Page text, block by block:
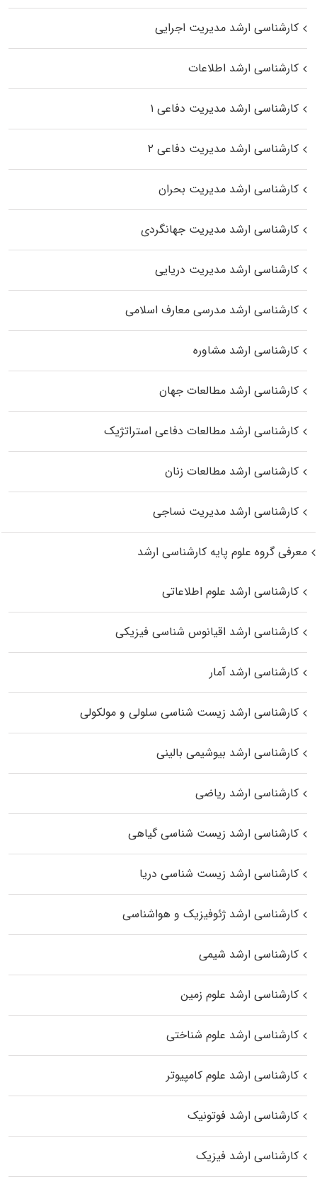
کارشناسی ارشد مدیریت اجرایی
کارشناسی ارشد اطلاعات
کارشناسی ارشد مدیریت دفاعی ۱
کارشناسی ارشد مدیریت دفاعی ۲
کارشناسی ارشد مدیریت بحران
کارشناسی ارشد مدیریت جهانگردی
کارشناسی ارشد مدیریت دریایی
کارشناسی ارشد مدرسی معارف اسلامی
کارشناسی ارشد مشاوره
کارشناسی ارشد مطالعات جهان
کارشناسی ارشد مطالعات دفاعی استراتژیک
کارشناسی ارشد مطالعات زنان
کارشناسی ارشد مدیریت نساجی
معرفی گروه علوم پایه کارشناسی ارشد
کارشناسی ارشد علوم اطلاعاتی
کارشناسی ارشد اقیانوس‌ شناسی فیزیکی
کارشناسی ارشد آمار
کارشناسی ارشد زیست شناسی سلولی و مولکولی
کارشناسی ارشد بیوشیمی بالینی
کارشناسی ارشد ریاضی
کارشناسی ارشد زیست‌ شناسی گیاهی
کارشناسی ارشد زیست‌ شناسی دریا
کارشناسی ارشد ژئوفیزیک و هواشناسی
کارشناسی ارشد شیمی
کارشناسی ارشد علوم زمین
کارشناسی ارشد علوم شناختی
کارشناسی ارشد علوم کامپیوتر
کارشناسی ارشد فوتونیک
کارشناسی ارشد فیزیک